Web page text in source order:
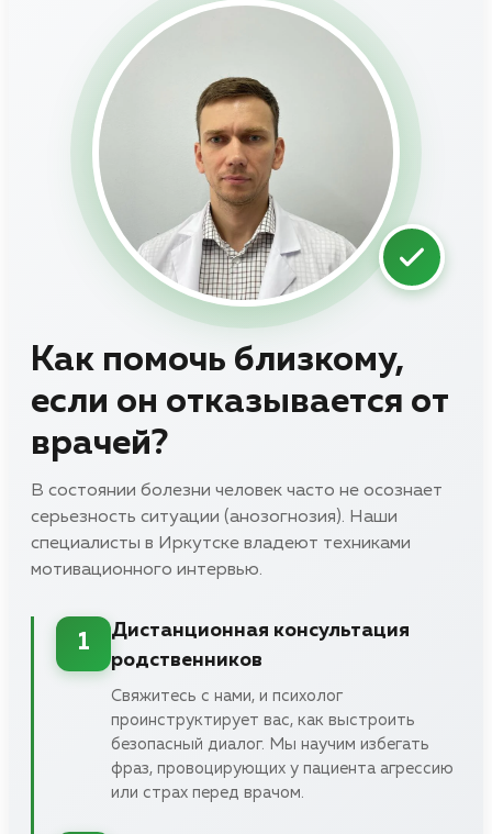
Как помочь близкому,
если он отказывается от
врачей?
В состоянии болезни человек часто не осознает
серьезность ситуации (анозогнозия). Наши
специалисты в Иркутске владеют техниками
мотивационного интервью.
1
Дистанционная консультация
родственников
Свяжитесь с нами, и психолог
проинструктирует вас, как выстроить
безопасный диалог. Мы научим избегать
фраз, провоцирующих у пациента агрессию
или страх перед врачом.